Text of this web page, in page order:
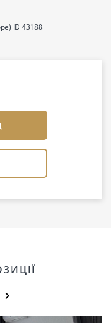
ID 43188